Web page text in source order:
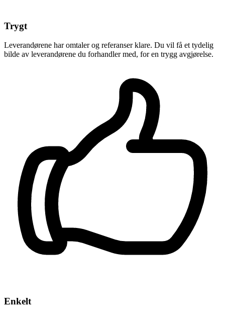
Trygt
Leverandørene har omtaler og referanser klare. Du vil få et tydelig
bilde av leverandørene du forhandler med, for en trygg avgjørelse.
Enkelt